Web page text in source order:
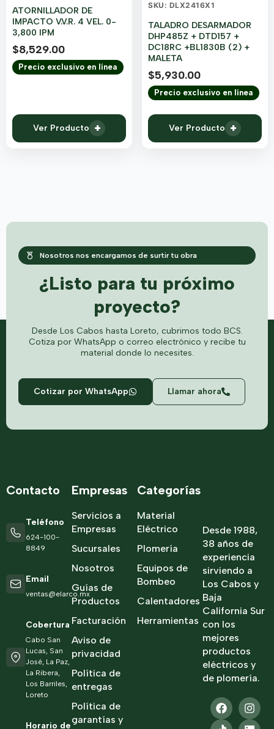
ATORNILLADOR DE
IMPACTO V.V.R. 4 VEL. 0-
3,800 IPM
$8,529.00
Precio exclusivo en línea
Ver Producto +
SKU: DLX2416X1
TALADRO DESARMADOR
DHP485Z + DTD157 +
DC18RC +BL1830B (2) +
MALETA
$5,930.00
Precio exclusivo en línea
Ver Producto +
Nosotros nos encargamos de surtir tu obra
¿Listo para tu próximo
proyecto?
Desde Los Cabos hasta Loreto, cubrimos todo BCS.
Cotiza por WhatsApp o correo electrónico y recibe tu
material donde lo necesites.
Cotizar por WhatsApp Llamar ahora
Desde 1988,
38 años de
experiencia
sirviendo a
Los Cabos y
Baja
California Sur
con los
mejores
productos
eléctricos y
de plomería.
Categorías
Material
Eléctrico
Plomería
Equipos de
Bombeo
Calentadores
Herramientas
Empresas
Servicios a
Empresas
Sucursales
Nosotros
Guías de
Productos
Facturación
Aviso de
privacidad
Política de
entregas
Política de
garantías y
Contacto
Teléfono
624-100-
8849
Email
ventas@elarco.mx
Cobertura
Cabo San
Lucas, San
José, La Paz,
La Ribera,
Los Barriles,
Loreto
Horario de